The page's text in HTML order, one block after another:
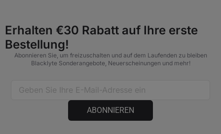
Erhalten €30 Rabatt auf Ihre erste
Bestellung!
Abonnieren Sie, um freizuschalten und auf dem Laufenden zu bleiben
Blacklyte Sonderangebote, Neuerscheinungen und mehr!
ABONNIEREN